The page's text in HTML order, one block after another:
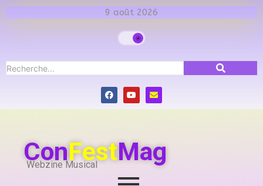
9 août 2026
ConFestMag
Webzine Musical